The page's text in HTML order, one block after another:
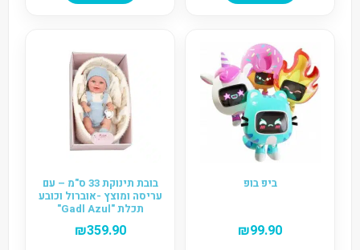
ביפ בופ
₪99.90
בובת תינוקת 33 ס"מ – עם
עריסה ומוצץ -אוברול וכובע
תכלת "Gadl Azul"
₪359.90